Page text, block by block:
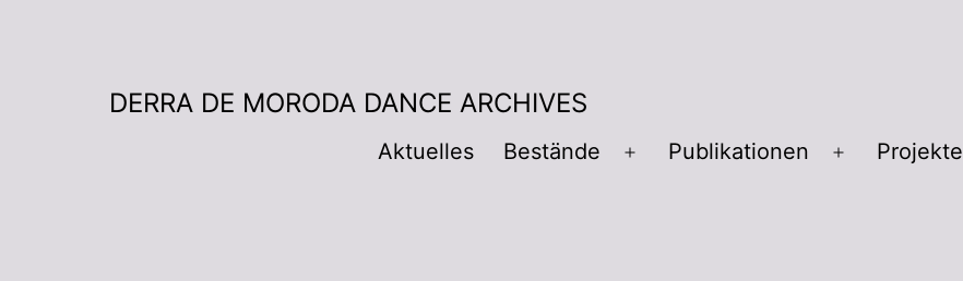
DERRA DE MORODA DANCE ARCHIVES
Aktuelles Bestände Publikationen Projekte